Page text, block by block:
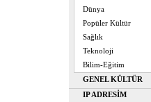
Dünya
Popüler Kültür
Sağlık
Teknoloji
Bilim-Eğitim
GENEL KÜLTÜR
IP ADRESİM